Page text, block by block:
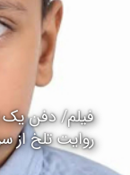
روایت تلخ از